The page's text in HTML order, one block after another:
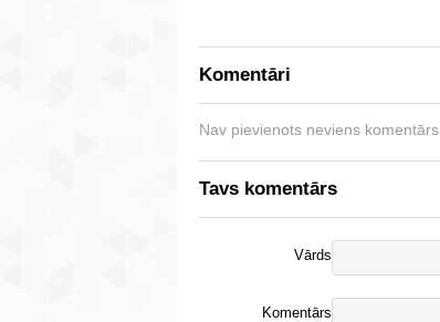
Komentāri
Nav pievienots neviens komentārs.
Tavs komentārs
Vārds
Komentārs